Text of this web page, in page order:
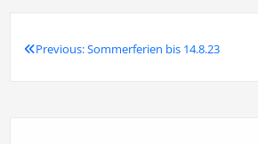
Beitragsnavigation
Previous:Sommerferien bis 14.8.23